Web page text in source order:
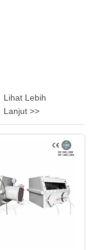
Lihat Lebih
Lanjut >>